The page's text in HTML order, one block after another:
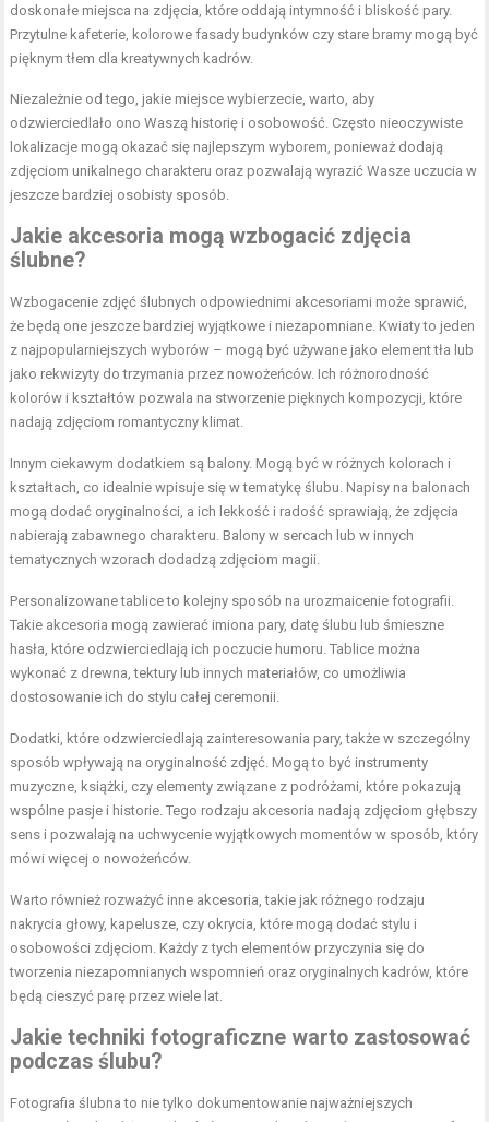
doskonałe miejsca na zdjęcia, które oddają intymność i bliskość pary.
Przytulne kafeterie, kolorowe fasady budynków czy stare bramy mogą być
pięknym tłem dla kreatywnych kadrów.
Niezależnie od tego, jakie miejsce wybierzecie, warto, aby
odzwierciedlało ono Waszą historię i osobowość. Często nieoczywiste
lokalizacje mogą okazać się najlepszym wyborem, ponieważ dodają
zdjęciom unikalnego charakteru oraz pozwalają wyrazić Wasze uczucia w
jeszcze bardziej osobisty sposób.
Jakie akcesoria mogą wzbogacić zdjęcia
ślubne?
Wzbogacenie zdjęć ślubnych odpowiednimi akcesoriami może sprawić,
że będą one jeszcze bardziej wyjątkowe i niezapomniane. Kwiaty to jeden
z najpopularniejszych wyborów – mogą być używane jako element tła lub
jako rekwizyty do trzymania przez nowożeńców. Ich różnorodność
kolorów i kształtów pozwala na stworzenie pięknych kompozycji, które
nadają zdjęciom romantyczny klimat.
Innym ciekawym dodatkiem są balony. Mogą być w różnych kolorach i
kształtach, co idealnie wpisuje się w tematykę ślubu. Napisy na balonach
mogą dodać oryginalności, a ich lekkość i radość sprawiają, że zdjęcia
nabierają zabawnego charakteru. Balony w sercach lub w innych
tematycznych wzorach dodadzą zdjęciom magii.
Personalizowane tablice to kolejny sposób na urozmaicenie fotografii.
Takie akcesoria mogą zawierać imiona pary, datę ślubu lub śmieszne
hasła, które odzwierciedlają ich poczucie humoru. Tablice można
wykonać z drewna, tektury lub innych materiałów, co umożliwia
dostosowanie ich do stylu całej ceremonii.
Dodatki, które odzwierciedlają zainteresowania pary, także w szczególny
sposób wpływają na oryginalność zdjęć. Mogą to być instrumenty
muzyczne, książki, czy elementy związane z podróżami, które pokazują
wspólne pasje i historie. Tego rodzaju akcesoria nadają zdjęciom głębszy
sens i pozwalają na uchwycenie wyjątkowych momentów w sposób, który
mówi więcej o nowożeńców.
Warto również rozważyć inne akcesoria, takie jak różnego rodzaju
nakrycia głowy, kapelusze, czy okrycia, które mogą dodać stylu i
osobowości zdjęciom. Każdy z tych elementów przyczynia się do
tworzenia niezapomnianych wspomnień oraz oryginalnych kadrów, które
będą cieszyć parę przez wiele lat.
Jakie techniki fotograficzne warto zastosować
podczas ślubu?
Fotografia ślubna to nie tylko dokumentowanie najważniejszych